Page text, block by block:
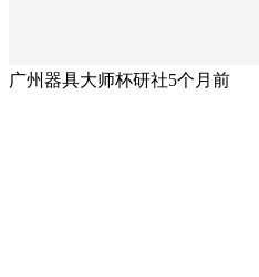
广州器具大师杯研社5个月前